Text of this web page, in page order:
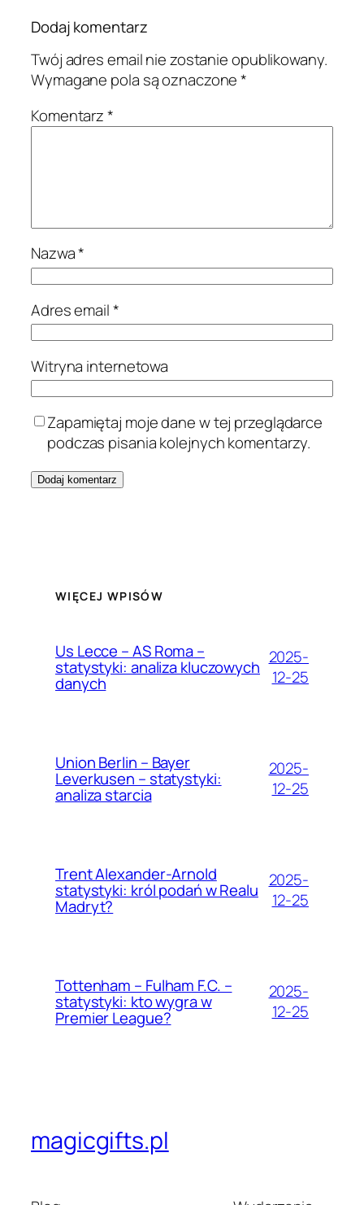
Dodaj komentarz
Twój adres email nie zostanie opublikowany.
Wymagane pola są oznaczone*
Komentarz*
Nazwa*
Adres email*
Witryna internetowa
Zapamiętaj moje dane w tej przeglądarce
podczas pisania kolejnych komentarzy.
WIĘCEJ WPISÓW
Us Lecce – AS Roma –
statystyki: analiza kluczowych
danych
2025-
12-25
Union Berlin – Bayer
Leverkusen – statystyki:
analiza starcia
2025-
12-25
Trent Alexander-Arnold
statystyki: król podań w Realu
Madryt?
2025-
12-25
Tottenham – Fulham F.C. –
statystyki: kto wygra w
Premier League?
2025-
12-25
magicgifts.pl